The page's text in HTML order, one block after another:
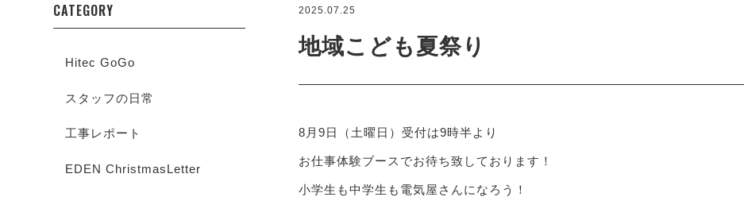
2025.07.25
地域こども夏祭り
8月9日（土曜日）受付は9時半より
お仕事体験ブースでお待ち致しております！
小学生も中学生も電気屋さんになろう！
CATEGORY
Hitec GoGo
スタッフの日常
工事レポート
EDEN ChristmasLetter